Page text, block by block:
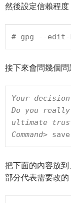
然後設定信賴程度
# gpg --
接下來會問幾個問
Your
Do you
ultimate
Command> save
把下面的內容放
部分代表需要改的